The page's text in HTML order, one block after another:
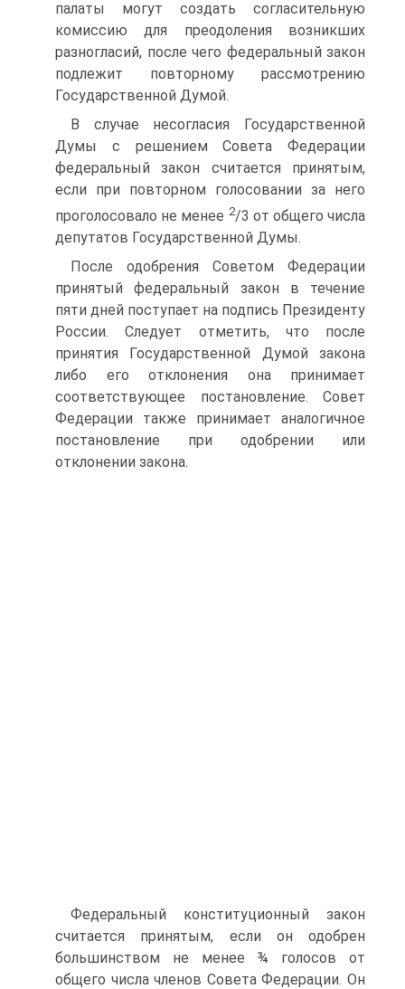
палаты могут создать согласительную
комиссию для преодоления возникших
разногласий, после чего федеральный закон
подлежит повторному рассмотрению
Государственной Думой.
В случае несогласия Государственной
Думы с решением Совета Федерации
федеральный закон считается принятым,
если при повторном голосовании за него
проголосовало не менее 2/3 от общего числа
депутатов Государственной Думы.
После одобрения Советом Федерации
принятый федеральный закон в течение
пяти дней поступает на подпись Президенту
России. Следует отметить, что после
принятия Государственной Думой закона
либо его отклонения она принимает
соответствующее постановление. Совет
Федерации также принимает аналогичное
постановление при одобрении или
отклонении закона.
Федеральный конституционный закон
считается принятым, если он одобрен
большинством не менее ¾ голосов от
общего числа членов Совета Федерации. Он